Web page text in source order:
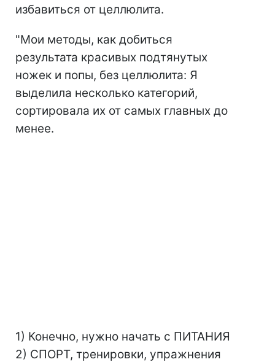
избавиться от целлюлита.
"Мои методы, как добиться
результата красивых подтянутых
ножек и попы, без целлюлита: Я
выделила несколько категорий,
сортировала их от самых главных до
менее.
1) Конечно, нужно начать с ПИТАНИЯ
2) СПОРТ, тренировки, упражнения